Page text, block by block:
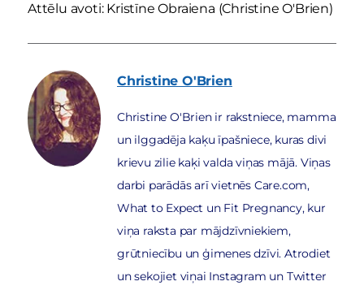
Attēlu avoti: Kristīne Obraiena (Christine O'Brien)
Christine O'Brien
Christine O'Brien ir rakstniece, mamma
un ilggadēja kaķu īpašniece, kuras divi
krievu zilie kaķi valda viņas mājā. Viņas
darbi parādās arī vietnēs Care.com,
What to Expect un Fit Pregnancy, kur
viņa raksta par mājdzīvniekiem,
grūtniecību un ģimenes dzīvi. Atrodiet
un sekojiet viņai Instagram un Twitter